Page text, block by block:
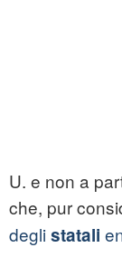
U. e non a
che, pur
deglistatali